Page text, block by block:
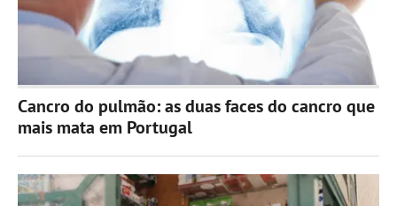
Cancro do pulmão: as duas faces do cancro que
mais mata em Portugal